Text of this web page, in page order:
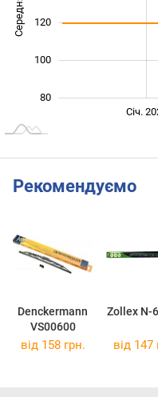
80
100
120
Січ.
Рекомендуємо
Denckermann
VS00600
Zollex N-
від 158 грн. від 147